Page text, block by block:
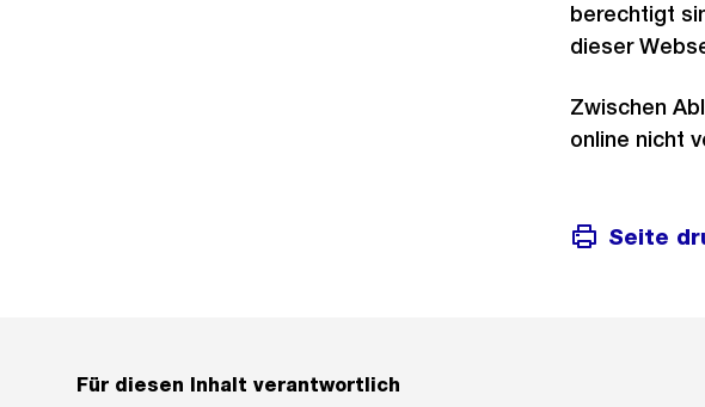
berechtigt
dieser
Zwischen
online nicht
Seite
Für diesen Inhalt verantwortlich